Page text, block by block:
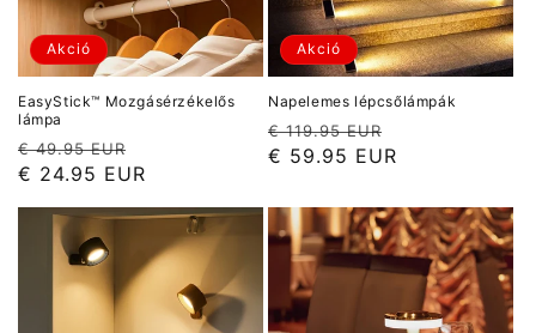
Akció
EasyStick™ Mozgásérzékelős
lámpa
Normál
ár
€ 49.95 EUR
ár
€ 24.95 EUR
Akció
Napelemes lépcsőlámpák
Normál
ár
€ 119.95 EUR
ár
€ 59.95 EUR